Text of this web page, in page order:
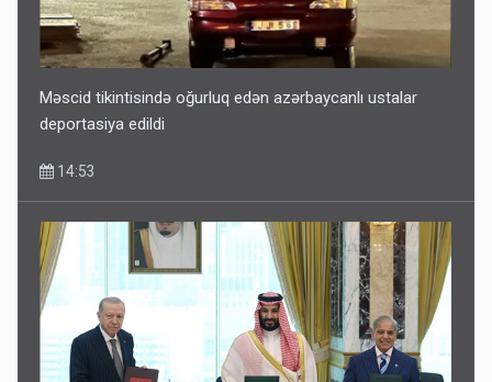
Məscid tikintisində oğurluq edən azərbaycanlı ustalar
deportasiya edildi
14:53